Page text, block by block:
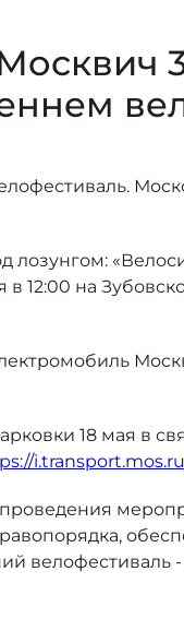
лозунгом:
в 12:00 на
18 мая в
велофестиваль